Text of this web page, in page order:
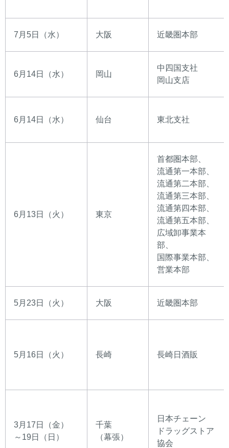
7月5日（水） 大阪 近畿圏本部
6月14日（水） 岡山
中四国支社
岡山支店
6月14日（水） 仙台 東北支社
6月13日（火） 東京
首都圏本部、
流通第一本部、
流通第二本部、
流通第三本部、
流通第四本部、
流通第五本部、
広域卸事業本
部、
国際事業本部、
営業本部
5月23日（火） 大阪 近畿圏本部
5月16日（火） 長崎 長崎日酒販
3月17日（金）
～19日（日）
千葉
（幕張）
日本チェーン
ドラッグストア
協会